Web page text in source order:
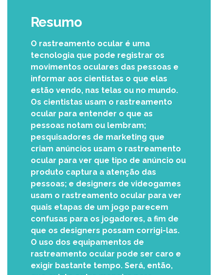
Resumo
O rastreamento ocular é uma
tecnologia que pode registrar os
movimentos oculares das pessoas e
informar aos cientistas o que elas
estão vendo, nas telas ou no mundo.
Os cientistas usam o rastreamento
ocular para entender o que as
pessoas notam ou lembram;
pesquisadores de marketing que
criam anúncios usam o rastreamento
ocular para ver que tipo de anúncio ou
produto captura a atenção das
pessoas; e designers de videogames
usam o rastreamento ocular para ver
quais etapas de um jogo parecem
confusas para os jogadores, a fim de
que os designers possam corrigi-las.
O uso dos equipamentos de
rastreamento ocular pode ser caro e
exigir bastante tempo. Será, então,